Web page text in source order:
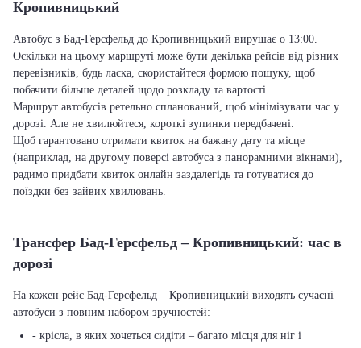
Кропивницький
Автобус з Бад-Герсфельд до Кропивницький вирушає о 13:00.
Оскільки на цьому маршруті може бути декілька рейсів від різних
перевізників, будь ласка, скористайтеся формою пошуку, щоб
побачити більше деталей щодо розкладу та вартості.
Маршрут автобусів ретельно спланований, щоб мінімізувати час у
дорозі. Але не хвилюйтеся, короткі зупинки передбачені.
Щоб гарантовано отримати квиток на бажану дату та місце
(наприклад, на другому поверсі автобуса з панорамними вікнами),
радимо придбати квиток онлайн заздалегідь та готуватися до
поїздки без зайвих хвилювань.
Трансфер Бад-Герсфельд – Кропивницький: час в
дорозі
На кожен рейс Бад-Герсфельд – Кропивницький виходять сучасні
автобуси з повним набором зручностей:
- крісла, в яких хочеться сидіти – багато місця для ніг і